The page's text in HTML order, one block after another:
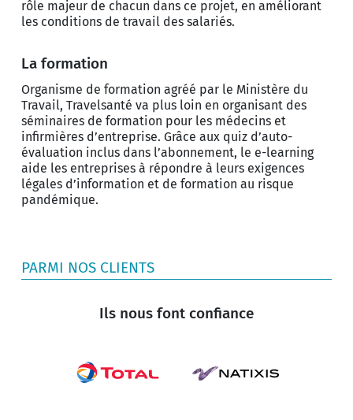
rôle majeur de chacun dans ce projet, en améliorant
les conditions de travail des salariés.
La formation
Organisme de formation agréé par le Ministère du
Travail, Travelsanté va plus loin en organisant des
séminaires de formation pour les médecins et
infirmières d’entreprise. Grâce aux quiz d’auto-
évaluation inclus dans l’abonnement, le e-learning
aide les entreprises à répondre à leurs exigences
légales d’information et de formation au risque
pandémique.
PARMI NOS CLIENTS
Ils nous font confiance